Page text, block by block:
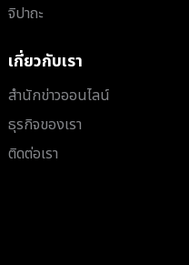
จิปาถะ
เกี่ยวกับเรา
สำนักข่าวออนไลน์
ธุรกิจของเรา
ติดต่อเรา